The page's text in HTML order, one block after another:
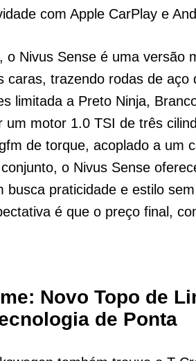
com Apple CarPlay e
o Nivus Sense é uma versão
caras, trazendo rodas de aço
limitada a Preto Ninja,
um motor 1.0 TSI de três
de torque, acoplado a um
o Nivus Sense
busca praticidade e estilo
é que o preço final,
Novo Topo de
de Ponta